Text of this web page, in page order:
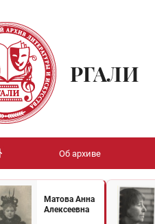
РГАЛИ
Об архиве
Матова Анна
Алексеевна